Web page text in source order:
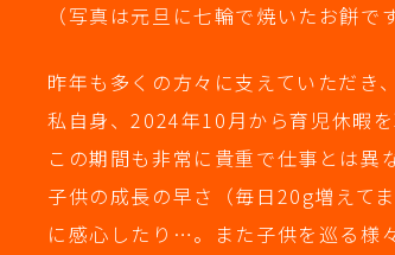
（写真は元旦に七輪で焼いたお餅です
昨年も多くの方々に支えていただき
私自身、2024年10月から育児休暇
この期間も非常に貴重で仕事とは異
子供の成長の早さ（毎日20g増えて
に感心したり…。また子供を巡る様